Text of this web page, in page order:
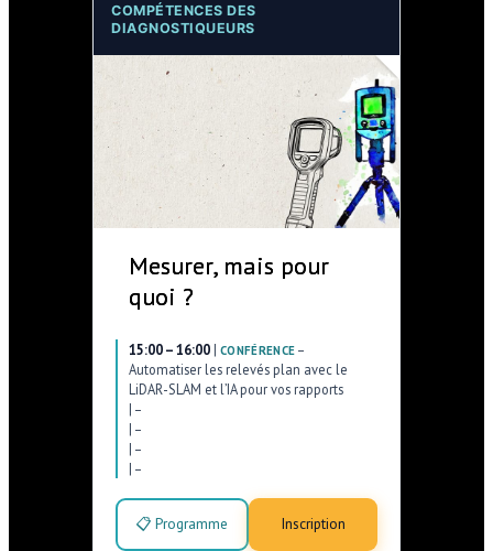
COMPÉTENCES DES
DIAGNOSTIQUEURS
Mesurer, mais pour
quoi ?
15:00 – 16:00 | CONFÉRENCE –
Automatiser les relevés plan avec le
LiDAR-SLAM et l’IA pour vos rapports
| –
| –
| –
| –
📋 Programme Inscription